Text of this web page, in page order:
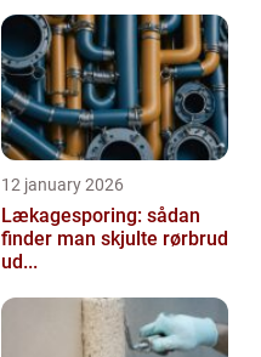
12 january 2026
Lækagesporing: sådan
finder man skjulte rørbrud
ud...